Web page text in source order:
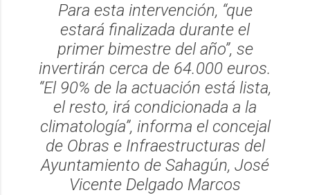
Para esta intervención, “que
estará finalizada durante el
primer bimestre del año”, se
invertirán cerca de 64.000 euros.
“El 90% de la actuación está lista,
el resto, irá condicionada a la
climatología”, informa el concejal
de Obras e Infraestructuras del
Ayuntamiento de Sahagún, José
Vicente Delgado Marcos